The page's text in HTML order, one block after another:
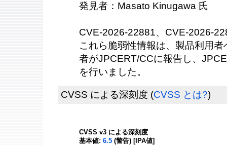
発見者：Masato Kinugawa 氏
CVE-2026-22881、CVE-2026-
これら脆弱性情報は、製品利用
者がJPCERT/CCに報告し、
を行いました。
CVSS による深刻度 (CVSS とは?)
CVSS v3 による深刻度
基本値: 6.5 (警告) [IPA値]